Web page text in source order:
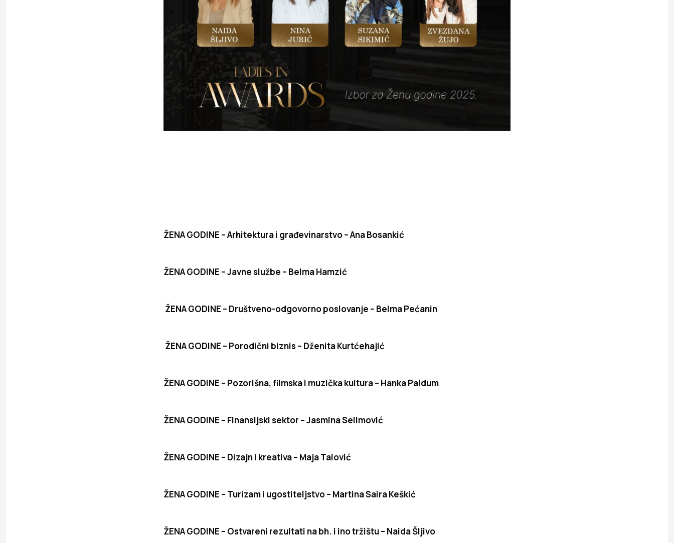
ŽENA GODINE – Arhitektura i građevinarstvo – Ana Bosankić
ŽENA GODINE – Javne službe – Belma Hamzić
ŽENA GODINE – Društveno-odgovorno poslovanje – Belma Pećanin
ŽENA GODINE – Porodični biznis – Dženita Kurtćehajić
ŽENA GODINE – Pozorišna, filmska i muzička kultura – Hanka Paldum
ŽENA GODINE – Finansijski sektor – Jasmina Selimović
ŽENA GODINE – Dizajn i kreativa – Maja Talović
ŽENA GODINE – Turizam i ugostiteljstvo – Martina Saira Keškić
ŽENA GODINE – Ostvareni rezultati na bh. i ino tržištu – Naida Šljivo